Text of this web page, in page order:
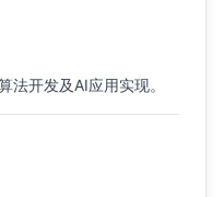
开发及AI应用实现。